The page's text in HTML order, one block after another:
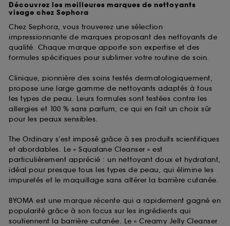
Découvrez les meilleures marques de nettoyants
visage chez Sephora
Chez Sephora, vous trouverez une sélection
impressionnante de marques proposant des nettoyants de
qualité. Chaque marque apporte son expertise et des
formules spécifiques pour sublimer votre routine de soin.
Clinique, pionnière des soins testés dermatologiquement,
propose une large gamme de nettoyants adaptés à tous
les types de peau. Leurs formules sont testées contre les
allergies et 100 % sans parfum, ce qui en fait un choix sûr
pour les peaux sensibles.
The Ordinary s’est imposé grâce à ses produits scientifiques
et abordables. Le « Squalane Cleanser » est
particulièrement apprécié : un nettoyant doux et hydratant,
idéal pour presque tous les types de peau, qui élimine les
impuretés et le maquillage sans altérer la barrière cutanée.
BYOMA est une marque récente qui a rapidement gagné en
popularité grâce à son focus sur les ingrédients qui
soutiennent la barrière cutanée. Le « Creamy Jelly Cleanser